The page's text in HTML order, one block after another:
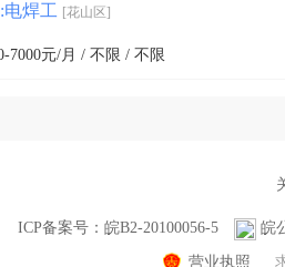
焊工 [花山区]
7000元/月 / 不限 / 不限
ICP备案号：皖B2-20100056-5 皖
营业执照